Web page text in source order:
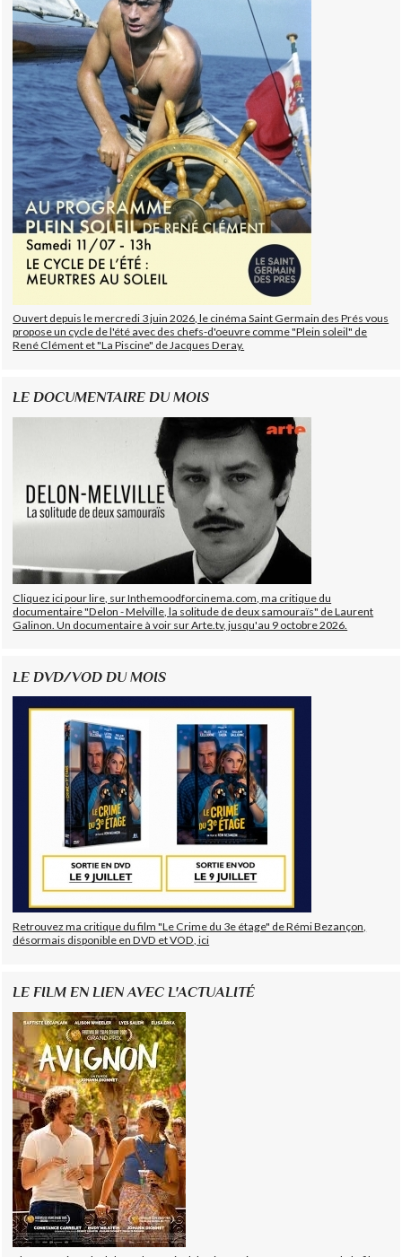
Ouvert depuis le mercredi 3 juin 2026, le cinéma Saint Germain des Prés vous
propose un cycle de l'été avec des chefs-d'oeuvre comme "Plein soleil" de
René Clément et "La Piscine" de Jacques Deray.
LE DOCUMENTAIRE DU MOIS
Cliquez ici pour lire, sur Inthemoodforcinema.com, ma critique du
documentaire "Delon - Melville, la solitude de deux samouraïs" de Laurent
Galinon. Un documentaire à voir sur Arte.tv, jusqu'au 9 octobre 2026.
LE DVD/VOD DU MOIS
Retrouvez ma critique du film "Le Crime du 3e étage" de Rémi Bezançon,
désormais disponible en DVD et VOD, ici
LE FILM EN LIEN AVEC L'ACTUALITÉ